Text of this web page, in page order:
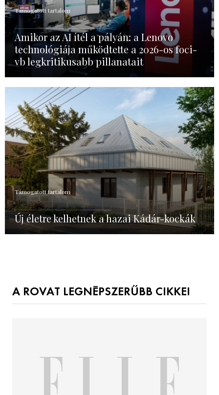
Támogatott tartalom
Amikor az AI ítél a pályán: a Lenovo
technológiája működtette a 2026-os foci-
vb legkritikusabb pillanatait
Támogatott tartalom
Új életre kelhetnek a hazai Kádár-kockák
A ROVAT LEGNÉPSZERŰBB CIKKEI